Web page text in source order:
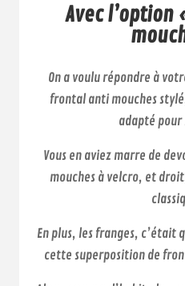
Avec
On a voulu répondre à
frontal anti mouches
adapté
Vous en aviez marre de
mouches à velcro, et
En plus, les franges, c’était
cette superposition de